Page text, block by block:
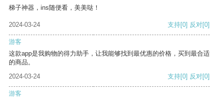
梯子神器，ins随便看，美美哒！
2024-03-24 支持[0] 反对[0]
游客
这款app是我购物的得力助手，让我能够找到最优惠的价格，买到最合适
的商品。
2024-03-24
支持[0] 反对[0]
游客